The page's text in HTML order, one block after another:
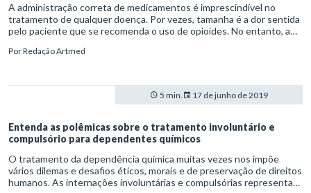
A administração correta de medicamentos é imprescindível no
tratamento de qualquer doença. Por vezes, tamanha é a dor sentida
pelo paciente que se recomenda o uso de opioides. No entanto, a
estão no centro nos debates quanto à prescrição dessas drogas na
PorRedação Artmed
5 min. 17 de junho de 2019
Entenda as polêmicas sobre o tratamento involuntário e
compulsório para dependentes químicos
O tratamento da dependência química muitas vezes nos impõe
vários dilemas e desafios éticos, morais e de preservação de direitos
humanos. As internações involuntárias e compulsórias representam